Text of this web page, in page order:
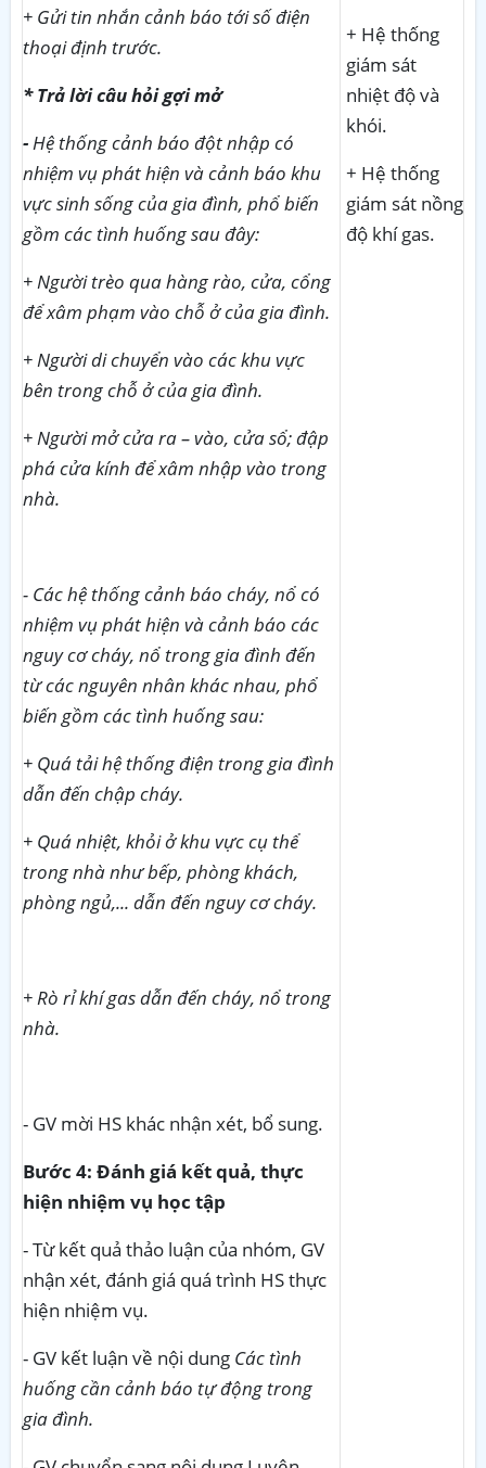
+ Gửi tin nhắn cảnh báo tới số điện
thoại định trước.
* Trả lời câu hỏi gợi mở
-Hệ thống cảnh báo đột nhập có
nhiệm vụ phát hiện và cảnh báo khu
vực sinh sống của gia đình, phổ biến
gồm các tình huống sau đây:
+ Người trèo qua hàng rào, cửa, cổng
để xâm phạm vào chỗ ở của gia đình.
+ Người di chuyển vào các khu vực
bên trong chỗ ở của gia đình.
+ Người mở cửa ra – vào, cửa sổ; đập
phá cửa kính để xâm nhập vào trong
nhà.
- Các hệ thống cảnh báo cháy, nổ có
nhiệm vụ phát hiện và cảnh báo các
nguy cơ cháy, nổ trong gia đình đến
từ các nguyên nhân khác nhau, phổ
biến gồm các tình huống sau:
+ Quá tải hệ thống điện trong gia đình
dẫn đến chập cháy.
+ Quá nhiệt, khỏi ở khu vực cụ thể
trong nhà như bếp, phòng khách,
phòng ngủ,... dẫn đến nguy cơ cháy.
+ Rò rỉ khí gas dẫn đến cháy, nổ trong
nhà.
- GV mời HS khác nhận xét, bổ sung.
Bước 4: Đánh giá kết quả, thực
hiện nhiệm vụ học tập
- Từ kết quả thảo luận của nhóm, GV
nhận xét, đánh giá quá trình HS thực
hiện nhiệm vụ.
- GV kết luận về nội dung Các tình
huống cần cảnh báo tự động trong
gia đình.
+ Hệ thống
giám sát
nhiệt độ và
khói.
+ Hệ thống
giám sát nồng
độ khí gas.